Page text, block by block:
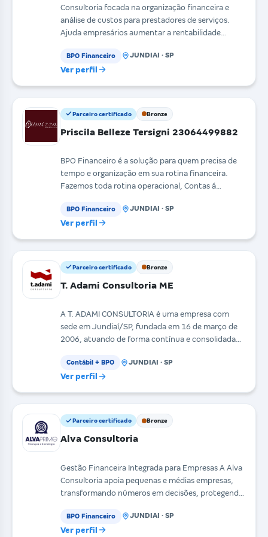
Consultoria focada na organização financeira e
análise de custos para prestadores de serviços.
Ajuda empresários aumentar a rentabilidade
BPO Financeiro JUNDIAI · SP
Ver perfil
Parceiro certificado Bronze
Priscila Belleze Tersigni 23064499882
BPO Financeiro é a solução para quem precisa de
tempo e organização em sua rotina financeira.
Fazemos toda rotina operacional, Contas á
BPO Financeiro JUNDIAI · SP
Ver perfil
Parceiro certificado Bronze
T. Adami Consultoria ME
A T. ADAMI CONSULTORIA é uma empresa com
sede em Jundiaí/SP, fundada em 16 de março de
2006, atuando de forma contínua e consolidada
Contábil + BPO JUNDIAI · SP
Ver perfil
Parceiro certificado Bronze
Alva Consultoria
Gestão Financeira Integrada para Empresas A Alva
Consultoria apoia pequenas e médias empresas,
transformando números em decisões, protegendo
BPO Financeiro JUNDIAI · SP
Ver perfil